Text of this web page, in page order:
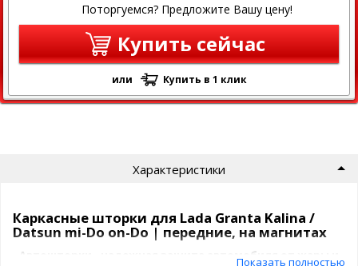
Поторгуемся? Предложите Вашу цену!
Купить сейчас
или Купить в 1 клик
Характеристики
Каркасные шторки для Lada Granta Kalina /
Datsun mi-Do on-Do | передние, на магнитах
Автошторки - надежная защита автомобиля от жары и
Показать полностью